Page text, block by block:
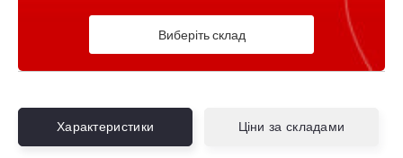
Виберіть склад
Характеристики Ціни за складами